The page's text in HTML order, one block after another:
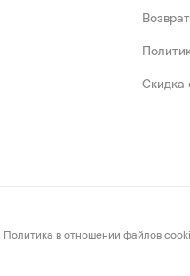
Возврат
Скидка
Политика в отношении файлов